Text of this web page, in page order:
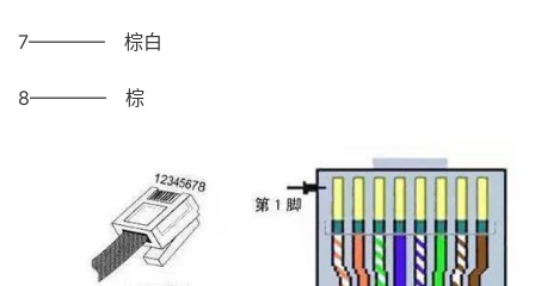
7———— 棕白
8———— 棕